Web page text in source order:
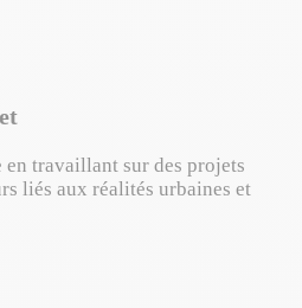
en travaillant sur des projets
liés aux réalités urbaines et